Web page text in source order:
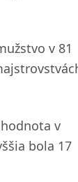
v 81
v
bola 17